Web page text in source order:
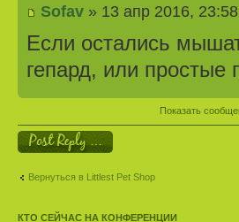
Sofav » 13 апр 2016, 23:58
Если остались
гепард, или
Показать
Ответить
Вернуться в Littlest Pet Shop
КТО СЕЙЧАС НА КОНФЕРЕНЦИИ